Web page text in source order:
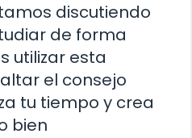
discutiendo
de forma
utilizar esta
el consejo
tu tiempo y crea
bien